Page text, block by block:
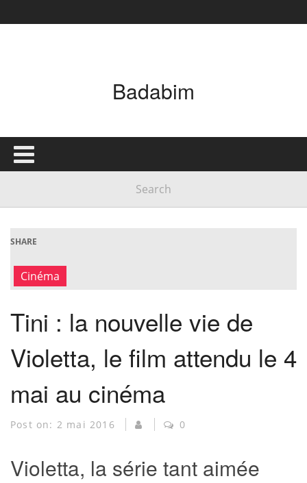
Badabim
SHARE
Cinéma
Tini : la nouvelle vie de
Violetta, le film attendu le 4
mai au cinéma
Post on: 2 mai 2016 0
Violetta, la série tant aimée